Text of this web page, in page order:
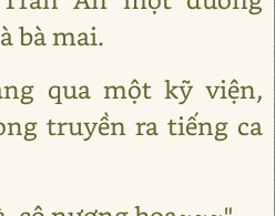
bà mai.
qua một kỹ viện,
truyền ra tiếng ca